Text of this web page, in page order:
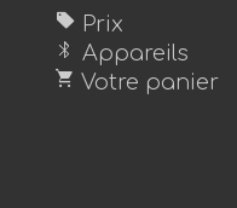
sell Prix
bluetooth Appareils
shopping_cart Votre panier